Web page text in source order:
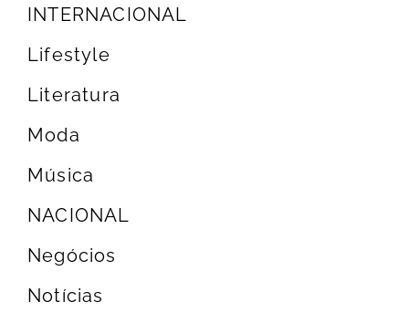
INTERNACIONAL
Lifestyle
Literatura
Moda
Música
NACIONAL
Negócios
Notícias